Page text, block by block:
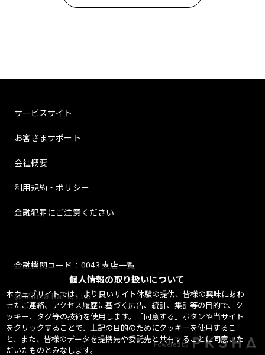
個人情報の取り扱いについて
本ウェブサイトでは、より良いサイト体験の提供、皆様の興味にあわ
せたご連絡、アクセス履歴に基づく広告、統計、集計等の目的で、ク
ッキー、タグ等の技術を使用します。「同意する」ボタンや当サイト
をクリックすることで、上記の目的のためにクッキーを使用するこ
と、また、皆様のデータを提携先や委託先と共有することに同意いた
だいたものとみなします。
サービスサイト
お客さまサポート
会社概要
利用規約・ポリシー
金融犯罪にご注意ください
金融機関コード：0043 支店一覧
@ Minna Bank, Ltd.
Powered by